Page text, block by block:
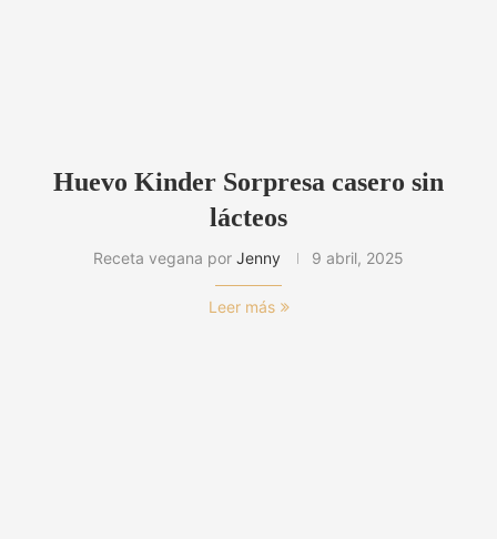
Huevo Kinder Sorpresa casero sin
lácteos
Receta vegana por Jenny 9 abril, 2025
Leer más